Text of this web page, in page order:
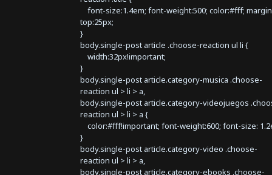
font-size:1.4em; font-weight:500; color:#fff;
top:25px;
}
body.single-post article .choose-reaction ul li {
width:32px!important;
}
body.single-post article.category-musica .choose-
reaction ul > li > a,
body.single-post article.category-videojuegos
reaction ul > li > a {
color:#fff!important; font-weight:600; font-size:
}
body.single-post article.category-video .choose-
reaction ul > li > a,
body.single-post article.category-ebooks .choose-